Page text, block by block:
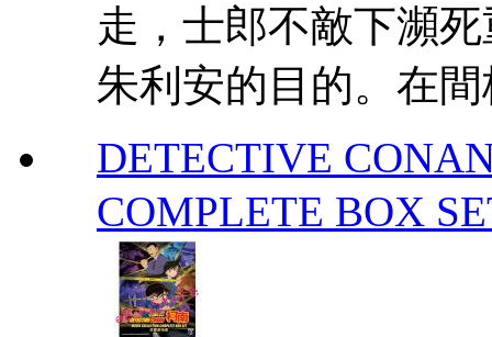
走，士郎不敵下瀕
朱利安的目的。在
DETECTIVE
COMPLETE BOX